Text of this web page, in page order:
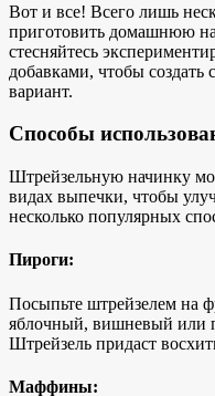
Вот и все! Всего лишь
приготовить домашнюю
стесняйтесь
добавками, чтобы
вариант.
Способы
Штрейзельную начинку
видах выпечки, чтобы
несколько популярных
Пироги:
Посыпьте штрейзелем на
яблочный, вишневый или
Штрейзель придаст
Маффины: